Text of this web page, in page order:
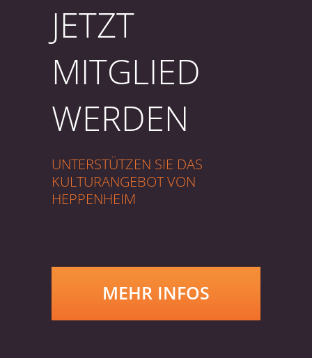
JETZT
MITGLIED
WERDEN
UNTERSTÜTZEN SIE DAS
KULTURANGEBOT VON
HEPPENHEIM
MEHR INFOS